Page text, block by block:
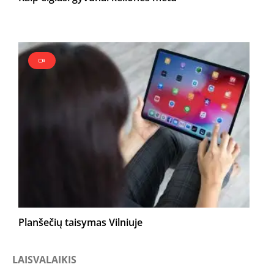
Planšečių taisymas Vilniuje
LAISVALAIKIS